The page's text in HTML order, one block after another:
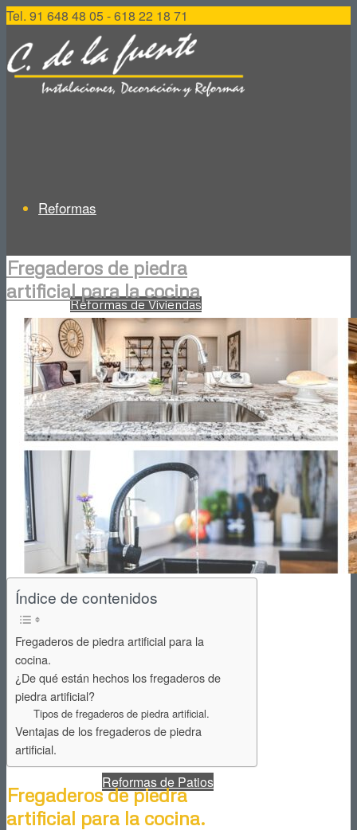
Tel. 91 648 48 05 - 618 22 18 71
Reformas
Reformas de Viviendas
Reformas de Cocinas
Reformas de Baños
Reformas de Terrazas
Reformas de Jardines
Reformas de Patios
Fregaderos de piedra
artificial para la cocina
Índice de contenidos
Fregaderos de piedra artificial para la
cocina.
¿De qué están hechos los fregaderos de
piedra artificial?
Tipos de fregaderos de piedra artificial.
Ventajas de los fregaderos de piedra
artificial.
Fregaderos de piedra
artificial para la cocina.